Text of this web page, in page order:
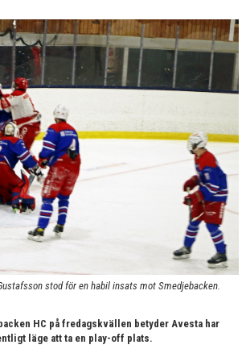
stod för en habil insats mot Smedjebacken.
HC på fredagskvällen betyder Avesta har
läge att ta en play-off plats.